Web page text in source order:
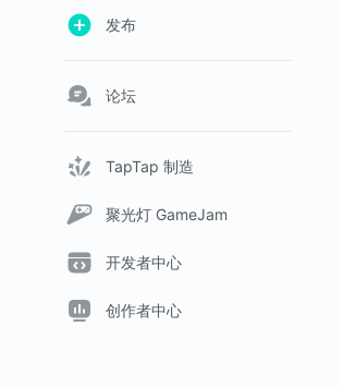
发布
论坛
TapTap 制造
聚光灯 GameJam
开发者中心
创作者中心